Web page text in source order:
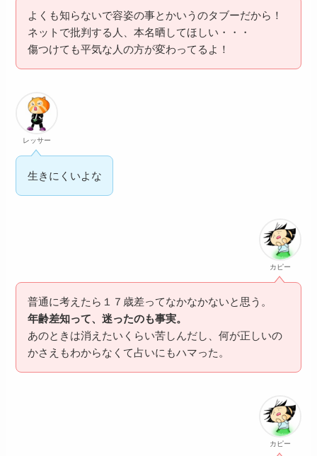
よくも知らないで容姿の事とかいうのタブーだから！
ネットで批判する人、本名晒してほしい・・・
傷つけても平気な人の方が変わってるよ！
レッサー
生きにくいよな
カピー
普通に考えたら１７歳差ってなかなかないと思う。
年齢差知って、迷ったのも事実。
あのときは消えたいくらい苦しんだし、何が正しいの
かさえもわからなくて占いにもハマった。
カピー